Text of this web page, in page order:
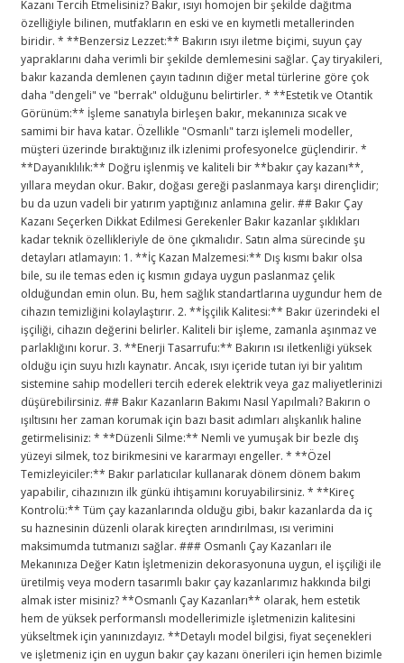
Kazanı Tercih Etmelisiniz? Bakır, ısıyı homojen bir şekilde dağıtma
özelliğiyle bilinen, mutfakların en eski ve en kıymetli metallerinden
biridir. * **Benzersiz Lezzet:** Bakırın ısıyı iletme biçimi, suyun çay
yapraklarını daha verimli bir şekilde demlemesini sağlar. Çay tiryakileri,
bakır kazanda demlenen çayın tadının diğer metal türlerine göre çok
daha "dengeli" ve "berrak" olduğunu belirtirler. * **Estetik ve Otantik
Görünüm:** İşleme sanatıyla birleşen bakır, mekanınıza sıcak ve
samimi bir hava katar. Özellikle "Osmanlı" tarzı işlemeli modeller,
müşteri üzerinde bıraktığınız ilk izlenimi profesyonelce güçlendirir. *
**Dayanıklılık:** Doğru işlenmiş ve kaliteli bir **bakır çay kazanı**,
yıllara meydan okur. Bakır, doğası gereği paslanmaya karşı dirençlidir;
bu da uzun vadeli bir yatırım yaptığınız anlamına gelir. ## Bakır Çay
Kazanı Seçerken Dikkat Edilmesi Gerekenler Bakır kazanlar şıklıkları
kadar teknik özellikleriyle de öne çıkmalıdır. Satın alma sürecinde şu
detayları atlamayın: 1. **İç Kazan Malzemesi:** Dış kısmı bakır olsa
bile, su ile temas eden iç kısmın gıdaya uygun paslanmaz çelik
olduğundan emin olun. Bu, hem sağlık standartlarına uygundur hem de
cihazın temizliğini kolaylaştırır. 2. **İşçilik Kalitesi:** Bakır üzerindeki el
işçiliği, cihazın değerini belirler. Kaliteli bir işleme, zamanla aşınmaz ve
parlaklığını korur. 3. **Enerji Tasarrufu:** Bakırın ısı iletkenliği yüksek
olduğu için suyu hızlı kaynatır. Ancak, ısıyı içeride tutan iyi bir yalıtım
sistemine sahip modelleri tercih ederek elektrik veya gaz maliyetlerinizi
düşürebilirsiniz. ## Bakır Kazanların Bakımı Nasıl Yapılmalı? Bakırın o
ışıltısını her zaman korumak için bazı basit adımları alışkanlık haline
getirmelisiniz: * **Düzenli Silme:** Nemli ve yumuşak bir bezle dış
yüzeyi silmek, toz birikmesini ve kararmayı engeller. * **Özel
Temizleyiciler:** Bakır parlatıcılar kullanarak dönem dönem bakım
yapabilir, cihazınızın ilk günkü ihtişamını koruyabilirsiniz. * **Kireç
Kontrolü:** Tüm çay kazanlarında olduğu gibi, bakır kazanlarda da iç
su haznesinin düzenli olarak kireçten arındırılması, ısı verimini
maksimumda tutmanızı sağlar. ### Osmanlı Çay Kazanları ile
Mekanınıza Değer Katın İşletmenizin dekorasyonuna uygun, el işçiliği ile
üretilmiş veya modern tasarımlı bakır çay kazanlarımız hakkında bilgi
almak ister misiniz? **Osmanlı Çay Kazanları** olarak, hem estetik
hem de yüksek performanslı modellerimizle işletmenizin kalitesini
yükseltmek için yanınızdayız. **Detaylı model bilgisi, fiyat seçenekleri
ve işletmeniz için en uygun bakır çay kazanı önerileri için hemen bizimle